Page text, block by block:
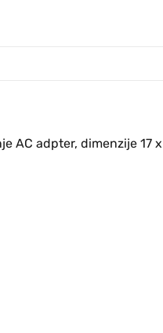
AC adpter, dimenzije 17 x